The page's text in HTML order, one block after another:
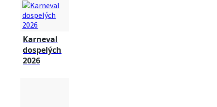
Karneval
dospelých
2026